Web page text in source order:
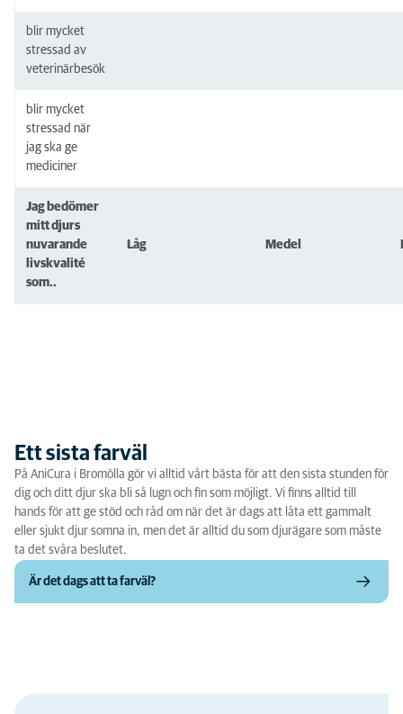
blir mycket
stressad av
veterinärbesök
blir mycket
stressad när
jag ska ge
mediciner
Jag bedömer
mitt djurs
nuvarande
livskvalité
som..
Låg Medel
Ett sista farväl
På AniCura i Bromölla gör vi alltid vårt bästa för att den sista stunden för
dig och ditt djur ska bli så lugn och fin som möjligt. Vi finns alltid till
hands för att ge stöd och råd om när det är dags att låta ett gammalt
eller sjukt djur somna in, men det är alltid du som djurägare som måste
ta det svåra beslutet.
Är det dags att ta farväl?